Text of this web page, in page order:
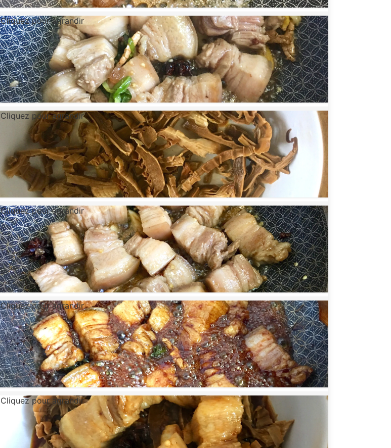
Cliquez pour agrandir
Cliquez pour agrandir
Cliquez pour agrandir
Cliquez pour agrandir
Cliquez pour agrandir